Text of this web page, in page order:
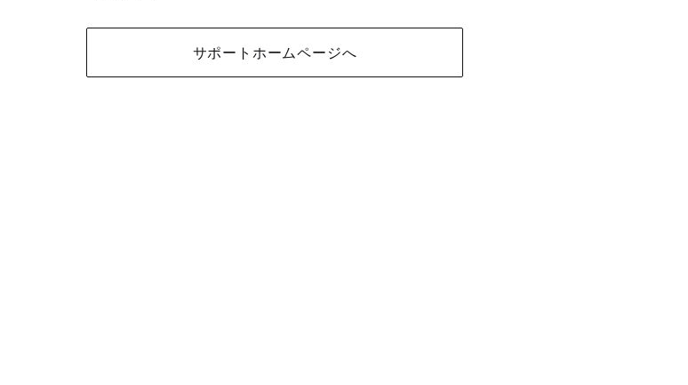
サポートホームページへ